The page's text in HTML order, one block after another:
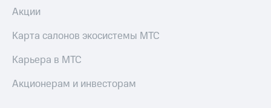
Акции
Карта салонов экосистемы МТС
Карьера в МТС
Акционерам и инвесторам